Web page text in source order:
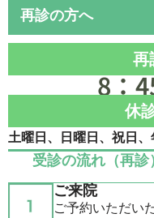
再診の方へ
再
8：
休
土曜日、日曜日、祝日
受診の流れ（再診
ご来院
ご予約いただい